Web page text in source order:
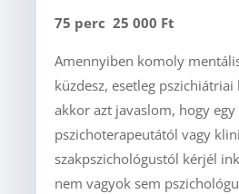
75 perc 25 000 Ft
Amennyiben komoly
küzdesz, esetleg pszichiátriai
akkor azt javaslom, hogy egy
pszichoterapeutától vagy
szakpszichológustól kérjél
nem vagyok sem